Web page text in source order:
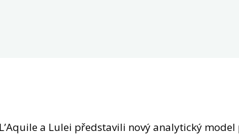
a Lulei představili nový analytický